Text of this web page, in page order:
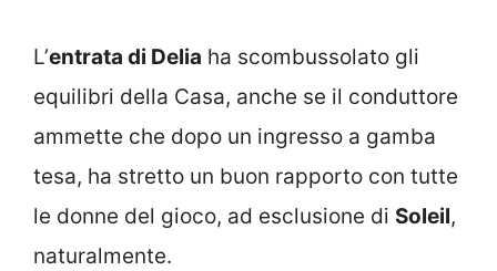
L’entrata di Delia ha scombussolato gli
equilibri della Casa, anche se il conduttore
ammette che dopo un ingresso a gamba
tesa, ha stretto un buon rapporto con tutte
le donne del gioco, ad esclusione di Soleil,
naturalmente.